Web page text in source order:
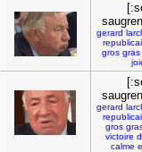
gerard
gros gras
gerard
gros
victoire
calme